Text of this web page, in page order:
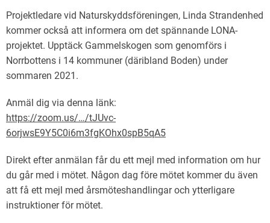
Projektledare vid Naturskyddsföreningen, Linda Strandenhed
kommer också att informera om det spännande LONA-
projektet. Upptäck Gammelskogen som genomförs i
Norrbottens i 14 kommuner (däribland Boden) under
sommaren 2021.
Anmäl dig via denna länk:
https://zoom.us/…/tJUvc-
6orjwsE9Y5C0i6m3fgKOhx0spB5qA5
Direkt efter anmälan får du ett mejl med information om hur
du går med i mötet. Någon dag före mötet kommer du även
att få ett mejl med årsmöteshandlingar och ytterligare
instruktioner för mötet.